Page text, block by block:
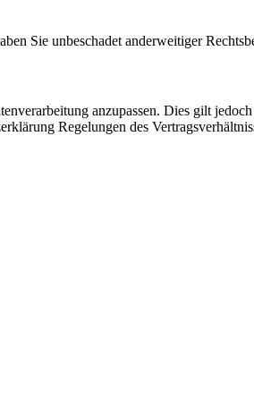
Sie unbeschadet anderweitiger
anzupassen. Dies gilt
Regelungen des